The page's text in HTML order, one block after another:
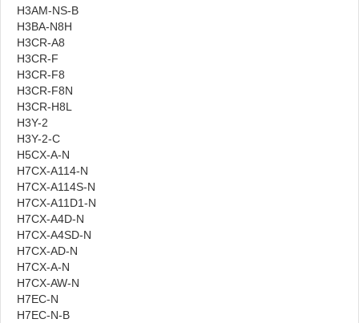
H3AM-NS-B
H3BA-N8H
H3CR-A8
H3CR-F
H3CR-F8
H3CR-F8N
H3CR-H8L
H3Y-2
H3Y-2-C
H5CX-A-N
H7CX-A114-N
H7CX-A114S-N
H7CX-A11D1-N
H7CX-A4D-N
H7CX-A4SD-N
H7CX-AD-N
H7CX-A-N
H7CX-AW-N
H7EC-N
H7EC-N-B